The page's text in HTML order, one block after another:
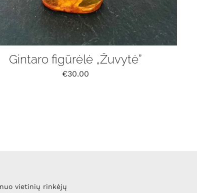
Gintaro figūrėlė „Žuvytė”
€30.00
vietinių rinkėjų